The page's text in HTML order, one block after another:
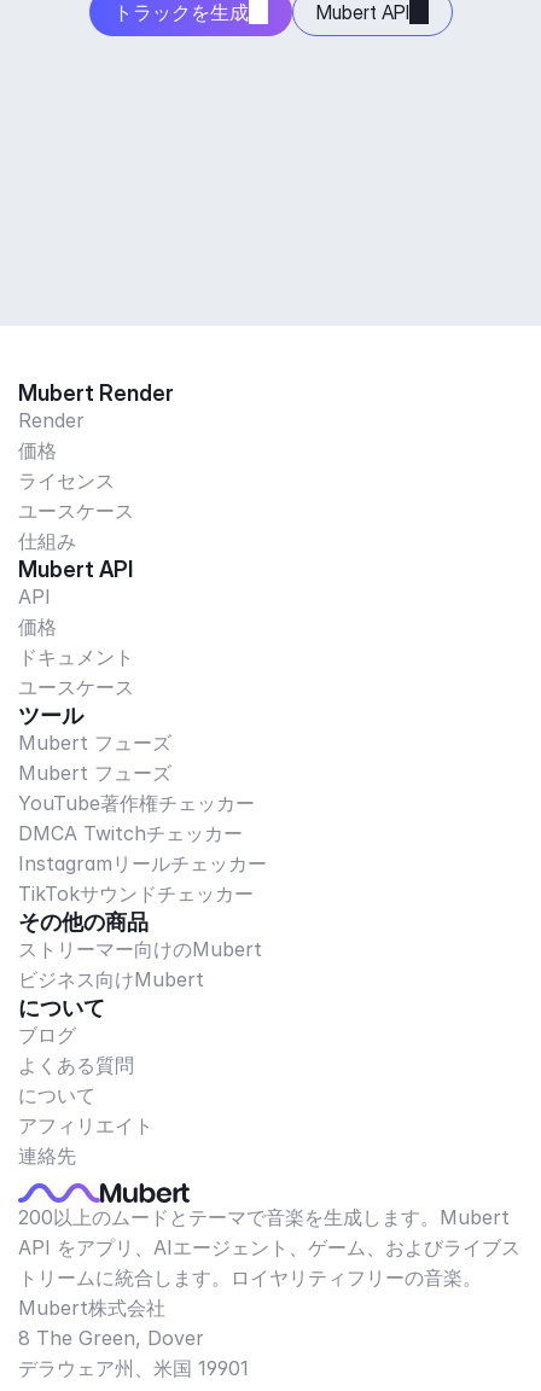
トラックを生成 Mubert API
Mubert Render
Render
価格
ライセンス
ユースケース
仕組み
Mubert API
API
価格
ドキュメント
ユースケース
ツール
Mubert フューズ
Mubert フューズ
YouTube著作権チェッカー
DMCA Twitchチェッカー
Instagramリールチェッカー
TikTokサウンドチェッカー
その他の商品
ストリーマー向けのMubert
ビジネス向けMubert
について
ブログ
よくある質問
について
アフィリエイト
連絡先
200以上のムードとテーマで音楽を生成します。Mubert
API をアプリ、AIエージェント、ゲーム、およびライブス
トリームに統合します。ロイヤリティフリーの音楽。
Mubert株式会社
8 The Green, Dover
デラウェア州、米国 19901​